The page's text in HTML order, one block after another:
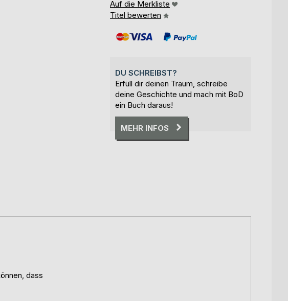
Auf die Merkliste
Titel bewerten
DU SCHREIBST?
Erfüll dir deinen Traum, schreibe
deine Geschichte und mach mit BoD
ein Buch daraus!
MEHR INFOS
dass